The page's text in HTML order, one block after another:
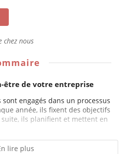
chez nous
être de votre entreprise
engagés dans un processus
année, ils fixent des objectifs
ils planifient et mettent en
lire plus